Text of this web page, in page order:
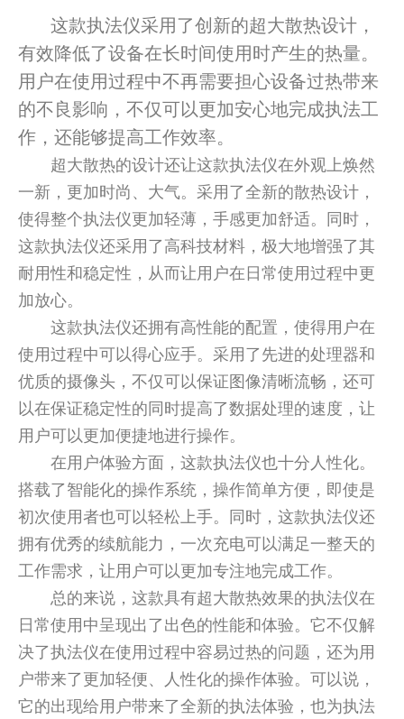
这款执法仪采用了创新的超大散热设计，
有效降低了设备在长时间使用时产生的热量。
用户在使用过程中不再需要担心设备过热带来
的不良影响，不仅可以更加安心地完成执法工
作，还能够提高工作效率。
超大散热的设计还让这款执法仪在外观上焕然
一新，更加时尚、大气。采用了全新的散热设计，
使得整个执法仪更加轻薄，手感更加舒适。同时，
这款执法仪还采用了高科技材料，极大地增强了其
耐用性和稳定性，从而让用户在日常使用过程中更
加放心。
这款执法仪还拥有高性能的配置，使得用户在
使用过程中可以得心应手。采用了先进的处理器和
优质的摄像头，不仅可以保证图像清晰流畅，还可
以在保证稳定性的同时提高了数据处理的速度，让
用户可以更加便捷地进行操作。
在用户体验方面，这款执法仪也十分人性化。
搭载了智能化的操作系统，操作简单方便，即使是
初次使用者也可以轻松上手。同时，这款执法仪还
拥有优秀的续航能力，一次充电可以满足一整天的
工作需求，让用户可以更加专注地完成工作。
总的来说，这款具有超大散热效果的执法仪在
日常使用中呈现出了出色的性能和体验。它不仅解
决了执法仪在使用过程中容易过热的问题，还为用
户带来了更加轻便、人性化的操作体验。可以说，
它的出现给用户带来了全新的执法体验，也为执法